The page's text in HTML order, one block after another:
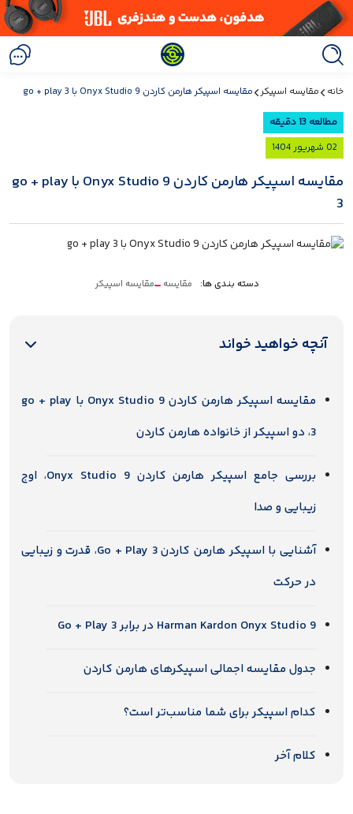
خانه مقایسه اسپیکر مقایسه اسپیکر هارمن کاردن Onyx Studio 9 با go + play 3
مطالعه 13 دقیقه
02 شهریور 1404
مقایسه اسپیکر هارمن کاردن Onyx Studio 9 با go + play
3
دسته بندی ها: مقایسه مقایسه اسپیکر
آنچه خواهید خواند
مقایسه اسپیکر هارمن کاردن Onyx Studio 9 با go + play
3، دو اسپیکر از خانواده هارمن کاردن
بررسی جامع اسپیکر هارمن کاردن Onyx Studio 9، اوج
زیبایی و صدا
آشنایی با اسپیکر هارمن کاردن Go + Play 3، قدرت و زیبایی
در حرکت
Harman Kardon Onyx Studio 9 در برابر Go + Play 3
جدول مقایسه اجمالی اسپیکرهای هارمن کاردن
کدام اسپیکر برای شما مناسب‌تر است؟
کلام آخر